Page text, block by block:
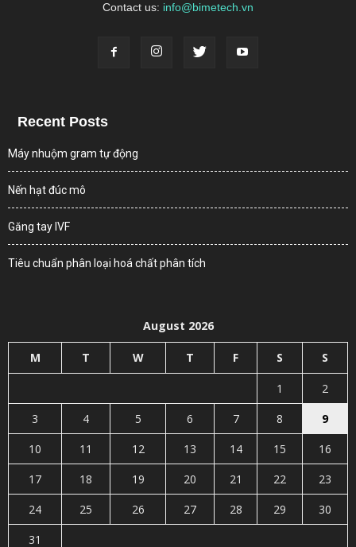
Contact us: info@bimetech.vn
Recent Posts
Máy nhuộm gram tự động
Nến hạt đúc mô
Găng tay IVF
Tiêu chuẩn phân loại hoá chất phân tích
August 2026
M T W T F S S
1
2
3
4 5 6 7 8
9
10
11 12 13 14 15
16
17
18 19 20 21 22
23
24
25 26 27 28 29
30
31